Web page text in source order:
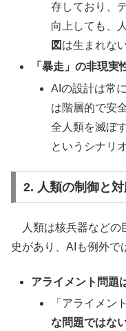
存しており、
向上しても、
図 は生まれな
「暴走」の非現実
AIの設計は常
は階層的で安
全人類を滅ぼ
というシナリ
2. 人類の制御と
人類は核兵器などの
史があり、AIも例外で
アライメント問題
「アライメン
な問題ではな